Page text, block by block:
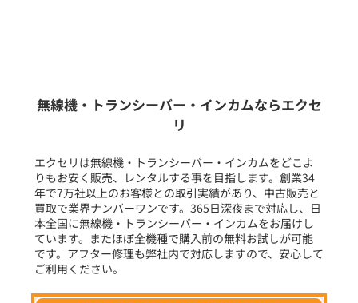
フリーワード入力(製品名等)
選択条件をリセット
無線機・トランシーバー・インカムならエクセ
リ
エクセリは無線機・トランシーバー・インカムをどこよ
りもお安く販売、レンタルする事を目指します。創業34
年で7万社以上のお客様との取引実績があり、中古販売と
買取で業界ナンバーワンです。365日深夜まで対応し、日
本全国に無線機・トランシーバー・インカムをお届けし
ています。またほぼ全機種で購入前の無料お試しが可能
です。アフター修理も弊社内で対応しますので、安心して
ご利用ください。